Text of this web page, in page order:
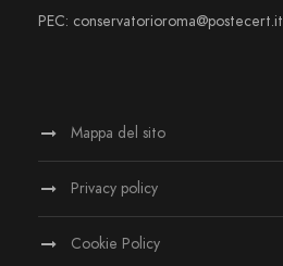
PEC: conservatorioroma@postecert.it
Mappa del sito
Privacy policy
Cookie Policy